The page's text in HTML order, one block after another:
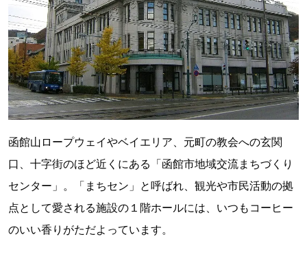
函館山ロープウェイやベイエリア、元町の教会への玄関
口、十字街のほど近くにある「函館市地域交流まちづくり
センター」。「まちセン」と呼ばれ、観光や市民活動の拠
点として愛される施設の１階ホールには、いつもコーヒー
のいい香りがただよっています。